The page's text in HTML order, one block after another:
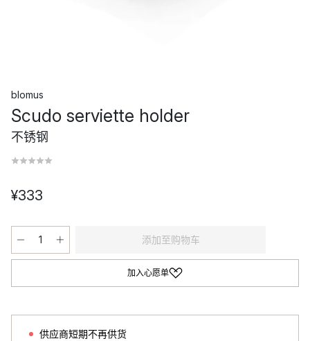
blomus
Scudo serviette holder
不锈钢
¥333
添加至购物车
加入心愿单
供应商短期不再供货